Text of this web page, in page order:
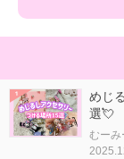
めじ
選💘
むーみ